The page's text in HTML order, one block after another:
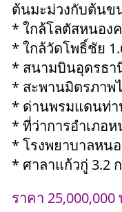
ต้นมะม่วงกับต้นข
* ใกล้โลตัสหนอง
* ใกล้วัดโพธิ์ชัย
* สนามบินอุดรธา
* สะพานมิตรภาพ
* ด่านพรมแดนท่า
* ที่ว่าการอำเภอ
* โรงพยาบาลหน
* ศาลาแก้วกู่ 3.2
ราคา